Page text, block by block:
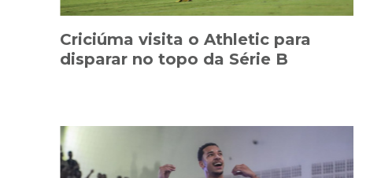
Criciúma visita o Athletic para
disparar no topo da Série B